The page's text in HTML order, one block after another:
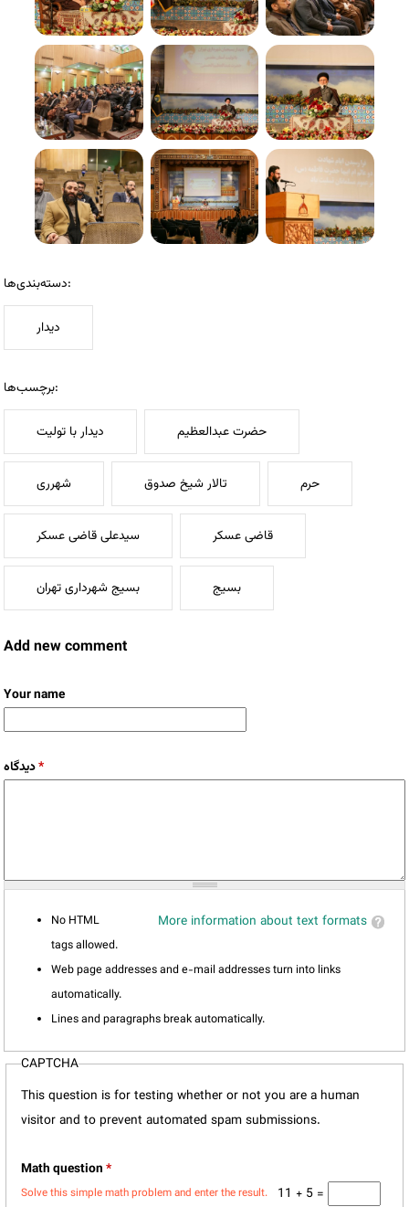
دسته‌بندی‌ها:
دیدار
برچسب‌ها:
دیدار با تولیت حضرت عبدالعظیم
شهرری تالار شیخ صدوق حرم
سیدعلی قاضی عسکر قاضی عسکر
بسیج شهرداری تهران بسیج
Add new comment
Your name
دیدگاه*
More information about text formats
No HTML
tags allowed.
Web page addresses and e-mail addresses turn into links
automatically.
Lines and paragraphs break automatically.
CAPTCHA
This question is for testing whether or not you are a human
visitor and to prevent automated spam submissions.
Math question*
11 + 5 =
Solve this simple math problem and enter the result.